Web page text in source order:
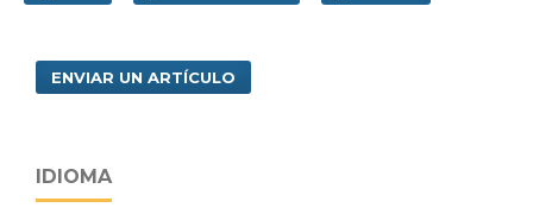
ENVIAR UN ARTÍCULO
IDIOMA